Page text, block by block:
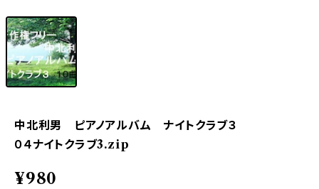
中北利男 ピアノアルバム ナイトクラブ３
０４ナイトクラブ3.zip
¥980